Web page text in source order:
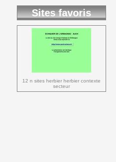
Sites favoris
12 n sites herbier herbier contexte
secteur